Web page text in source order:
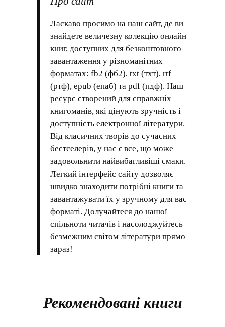
Ласкаво просимо на наш сайт, де ви
знайдете величезну колекцію онлайн
книг, доступних для безкоштовного
завантаження у різноманітних
форматах: fb2 (фб2), txt (тхт), rtf
(ртф), epub (епаб) та pdf (пдф). Наш
ресурс створений для справжніх
книгоманів, які цінують зручність і
доступність електронної літератури.
Від класичних творів до сучасних
бестселерів, у нас є все, що може
задовольнити найвибагливіші смаки.
Легкий інтерфейс сайту дозволяє
швидко знаходити потрібні книги та
завантажувати їх у зручному для вас
форматі. Долучайтеся до нашої
спільноти читачів і насолоджуйтесь
безмежним світом літератури прямо
зараз!
Рекомендовані книги